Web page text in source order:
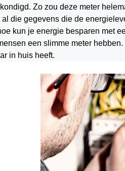
Zo zou deze meter
al die gegevens die de
kun je energie besparen met
een slimme meter
in huis heeft.